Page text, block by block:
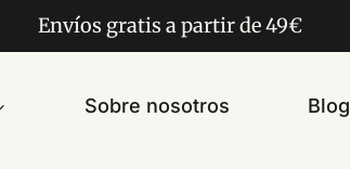
Envíos gratis a partir de 49€
Sobre nosotros Blog